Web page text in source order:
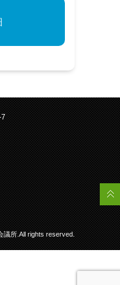
7
議所.All rights reserved.